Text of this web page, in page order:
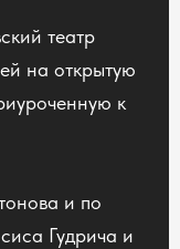
театр
на открытую
к
и по
Гудрича и